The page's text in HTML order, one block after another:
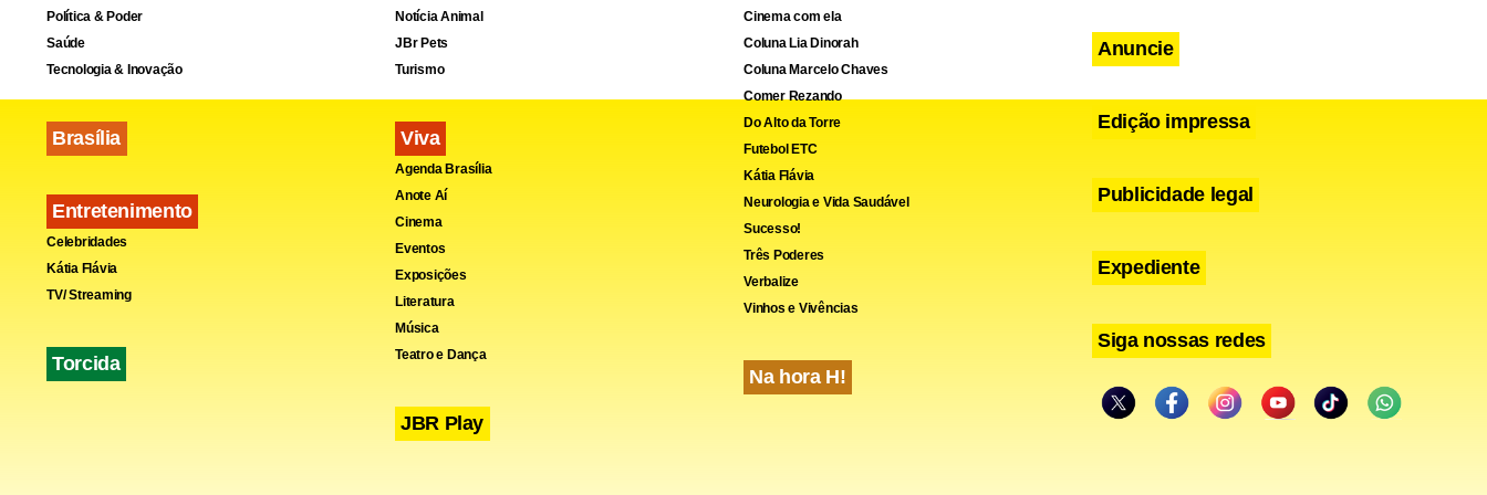
por oito anos, são necessários os votos da maioria absoluta dos 81 senadores, ou seja,
41.
Política & Poder
Saúde
Tecnologia & Inovação
Brasília
Entretenimento
Celebridades
Kátia Flávia
TV/ Streaming
Torcida
Notícia Animal
JBr Pets
Turismo
Viva
Agenda Brasília
Anote Aí
Cinema
Eventos
Exposições
Literatura
Música
Teatro e Dança
JBR Play
Cinema com ela
Coluna Lia Dinorah
Coluna Marcelo Chaves
Comer Rezando
Do Alto da Torre
Futebol ETC
Kátia Flávia
Neurologia e Vida Saudável
Sucesso!
Três Poderes
Verbalize
Vinhos e Vivências
Na hora H!
Anuncie
Edição impressa
Publicidade legal
Expediente
Siga nossas redes